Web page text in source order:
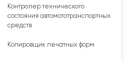
Контролер технического
состояния автомототранспортных
средств
Копировщик печатных форм